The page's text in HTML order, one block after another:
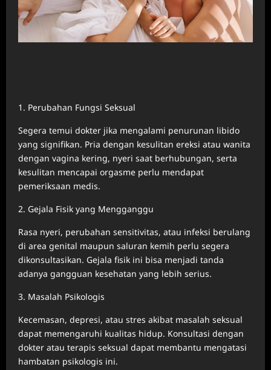
1. Perubahan Fungsi Seksual
Segera temui dokter jika mengalami penurunan libido
yang signifikan. Pria dengan kesulitan ereksi atau wanita
dengan vagina kering, nyeri saat berhubungan, serta
kesulitan mencapai orgasme perlu mendapat
pemeriksaan medis.
2. Gejala Fisik yang Mengganggu
Rasa nyeri, perubahan sensitivitas, atau infeksi berulang
di area genital maupun saluran kemih perlu segera
dikonsultasikan. Gejala fisik ini bisa menjadi tanda
adanya gangguan kesehatan yang lebih serius.
3. Masalah Psikologis
Kecemasan, depresi, atau stres akibat masalah seksual
dapat memengaruhi kualitas hidup. Konsultasi dengan
dokter atau terapis seksual dapat membantu mengatasi
hambatan psikologis ini.